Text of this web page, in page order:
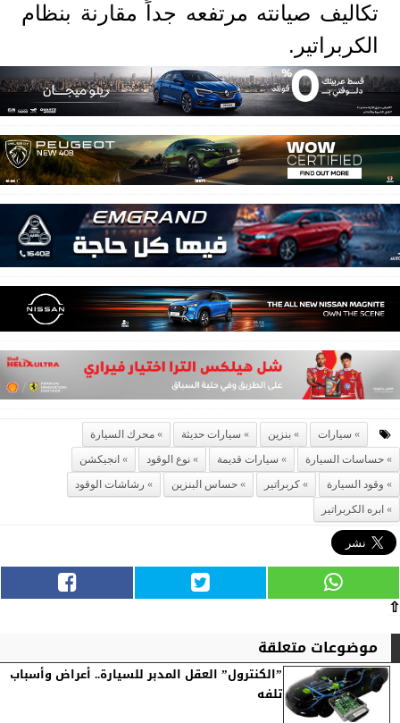
تكاليف صيانته مرتفعه جداً مقارنة بنظام
الكربراتير.
سيارات بنزين سيارات حديثة
محرك السيارة
حساسات السيارة
سيارات قديمة نوع الوقود
انجيكشن
وقود السيارة
كربراتير حساس البنزين
رشاشات الوقود
ابره الكربراتير
⇧
موضوعات متعلقة
”الكنترول” العقل المدبر للسيارة.. أعراض وأسباب
تلفه